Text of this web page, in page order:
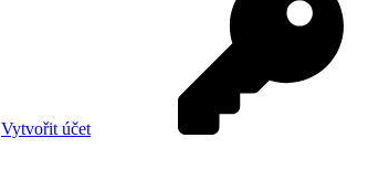
Vytvořit účet